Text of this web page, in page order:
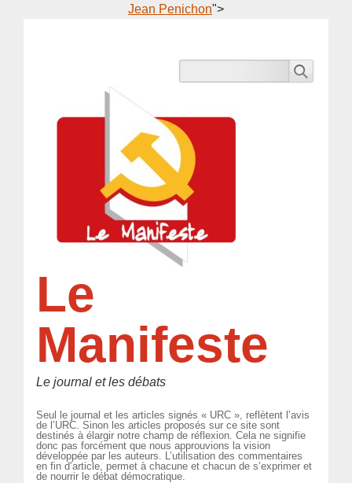
Jean Penichon">
Le
Manifeste
Le journal et les débats
Seul le journal et les articles signés « URC », reflètent l’avis
de l’URC. Sinon les articles proposés sur ce site sont
destinés à élargir notre champ de réflexion. Cela ne signifie
donc pas forcément que nous approuvions la vision
développée par les auteurs. L’utilisation des commentaires
en fin d’article, permet à chacune et chacun de s’exprimer et
de nourrir le débat démocratique.